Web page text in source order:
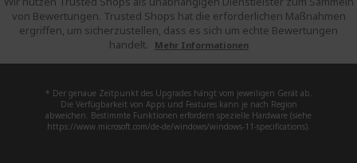
von Bewertungen. Trusted Shops hat die erforderlichen Maßnahmen
ergriffen, um sicherzustellen, dass es sich um echte Bewertungen
handelt.
Mehr Informationen
* Der genaue Zeitpunkt des Upgrades hängt vom jeweiligen Gerät ab.
Die Verfügbarkeit von Apps und Features kann je nach Region
abweichen. Bestimmte Funktionen erfordern spezielle Hardware (siehe
https://www.microsoft.com/de-de/windows/windows-11-specifications).